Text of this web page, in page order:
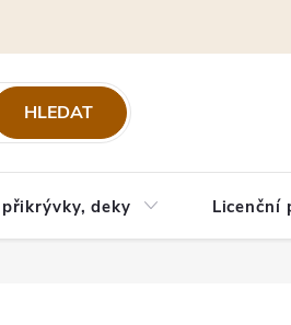
osobních údajů
HLEDAT
deky Licenční